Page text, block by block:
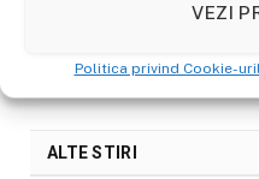
VEZI
Politica privind Cookie-
experiență în
ALTE STIRI